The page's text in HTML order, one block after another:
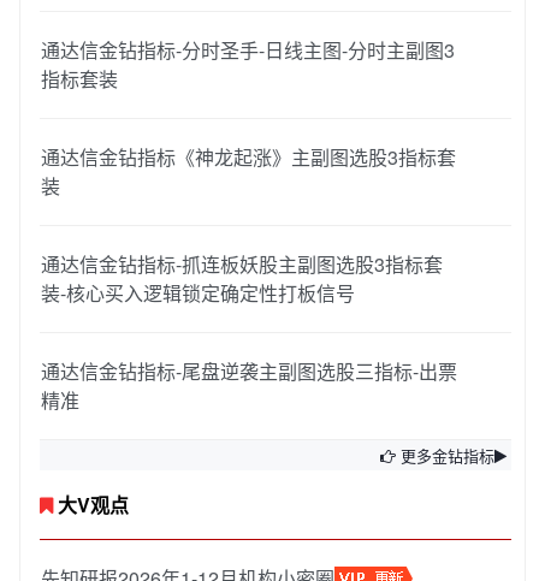
通达信金钻指标-分时圣手-日线主图-分时主副图3
指标套装
通达信金钻指标《神龙起涨》主副图选股3指标套
装
通达信金钻指标-抓连板妖股主副图选股3指标套
装-核心买入逻辑锁定确定性打板信号
通达信金钻指标-尾盘逆袭主副图选股三指标-出票
精准
更多金钻指标
大V观点